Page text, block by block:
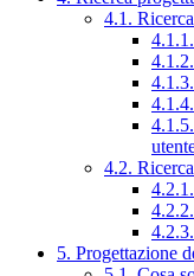
4.1.
4.2.
5. Progettazione